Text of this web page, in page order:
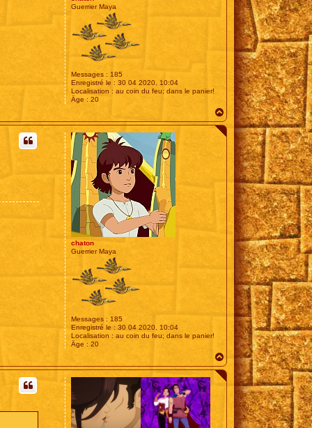
Guerrier Maya
Messages : 185
Enregistré le : 30 04 2020, 10:04
Localisation : au coin du feu; dans le panier!
Âge : 20
a
u
chaton
Guerrier Maya
Messages : 185
Enregistré le : 30 04 2020, 10:04
Localisation : au coin du feu; dans le panier!
Âge : 20
a
u